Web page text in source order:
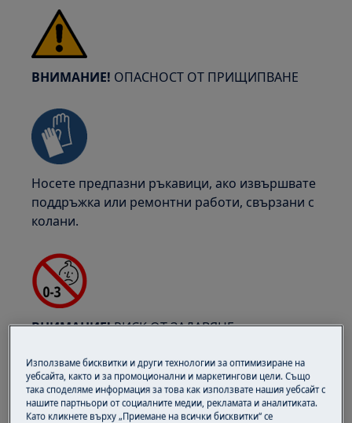
ВНИМАНИЕ! ОПАСНОСТ ОТ ПРИЩИПВАНЕ
Носете предпазни ръкавици, ако извършвате
поддръжка или ремонтни работи, свързани с
колани.
ВНИМАНИЕ!РИСК ОТ ЗАДАВЯНЕ
Малки части, не подходящи за деца под 3
години. Пазете всички малки части и
опаковки далеч от достъпа на деца.
Използваме бисквитки и други технологии за оптимизиране на
уебсайта, както и за промоционални и маркетингови цели. Също
така споделяме информация за това как използвате нашия уебсайт с
нашите партньори от социалните медии, рекламата и аналитиката.
Като кликнете върху „Приемане на всички бисквитки“ се